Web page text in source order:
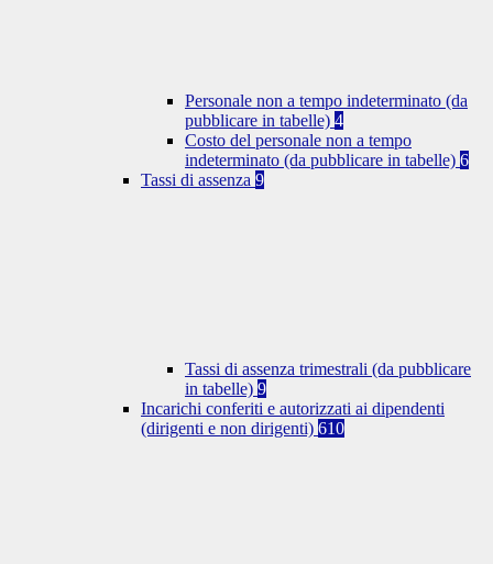
Personale non a tempo indeterminato (da
pubblicare in tabelle) 4
Costo del personale non a tempo
indeterminato (da pubblicare in tabelle) 6
Tassi di assenza 9
Tassi di assenza trimestrali (da pubblicare
in tabelle) 9
Incarichi conferiti e autorizzati ai dipendenti
(dirigenti e non dirigenti) 610